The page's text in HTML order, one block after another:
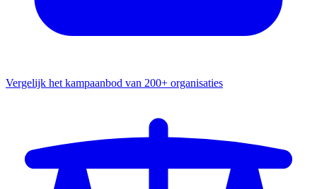
Vergelijk het kampaanbod van 200+ organisaties